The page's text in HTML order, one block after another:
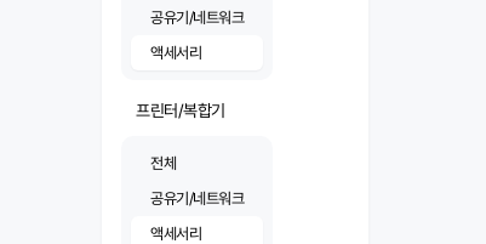
공유기/네트워크
액세서리
프린터/복합기
전체
공유기/네트워크
액세서리